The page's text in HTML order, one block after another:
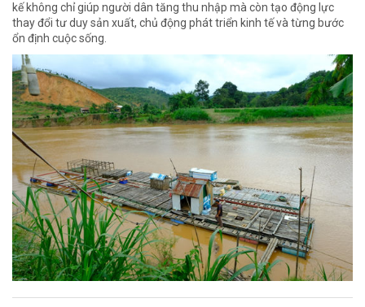
kế không chỉ giúp người dân tăng thu nhập mà còn tạo động lực
thay đổi tư duy sản xuất, chủ động phát triển kinh tế và từng bước
ổn định cuộc sống.